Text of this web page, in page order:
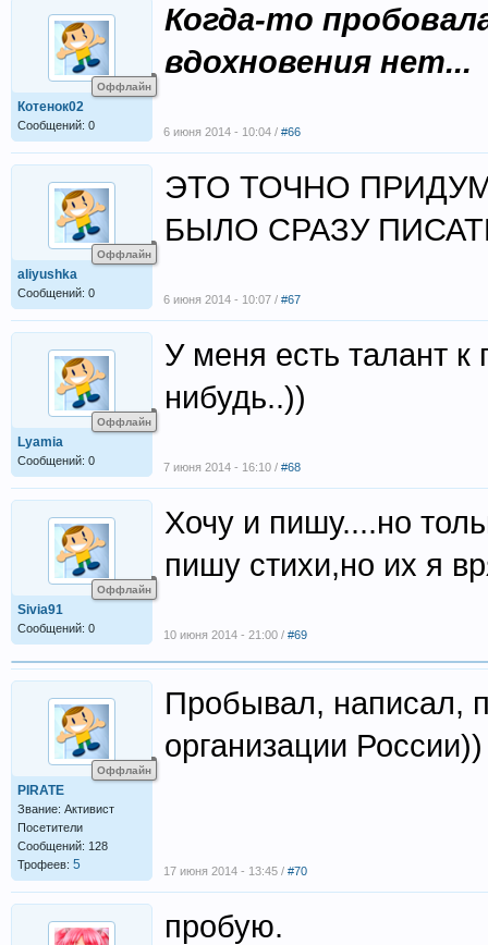
Оффлайн
Котенок02
Сообщений: 0
Когда-то
вдохновения нет...
6 июня 2014 - 10:04 / #66
Оффлайн
aliyushka
Сообщений: 0
ЭТО ТОЧНО
БЫЛО СРАЗУ
6 июня 2014 - 10:07 / #67
Оффлайн
Lyamia
Сообщений: 0
У меня есть талант
нибудь..))
7 июня 2014 - 16:10 / #68
Оффлайн
Sivia91
Сообщений: 0
Хочу и пишу....но
пишу стихи,но их я
10 июня 2014 - 21:00 / #69
Оффлайн
PIRATE
Звание: Активист
Посетители
Сообщений: 128
Трофеев: 5
Пробывал, написал,
организации России))
17 июня 2014 - 13:45 / #70
пробую.